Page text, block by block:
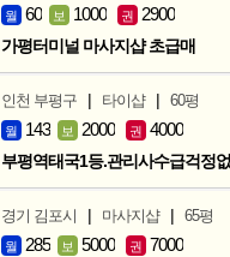
월 60 보 1000 권 2900
가평터미널 마사지샵 초급매
인천 부평구 | 타이샵 | 60평
월 143 보 2000 권 4000
경기 김포시 | 마사지샵 | 65평
월 285 보 5000 권 7000